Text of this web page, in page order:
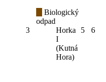
3
Biologický
odpad
Horka
I
(Kutná
Hora)
5 6